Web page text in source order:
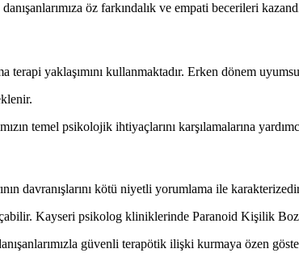
öz farkındalık ve empati becerileri
yaklaşımını kullanmaktadır. Erken dönem
temel psikolojik ihtiyaçlarını karşılamalarına
davranışlarını kötü niyetli yorumlama ile
Kayseri psikolog kliniklerinde Paranoid Kişilik
güvenli terapötik ilişki kurmaya özen